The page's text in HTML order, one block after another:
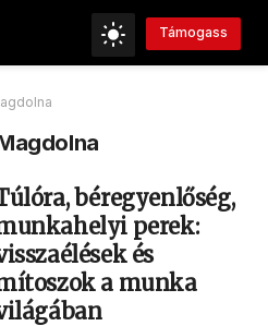
Támogass
béregyenlőség,
perek:
és
a munka